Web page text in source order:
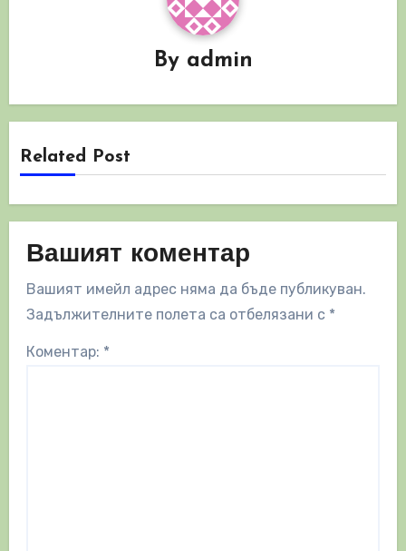
By admin
Related Post
Вашият коментар
Вашият имейл адрес няма да бъде публикуван.
Задължителните полета са отбелязани с *
Коментар: *